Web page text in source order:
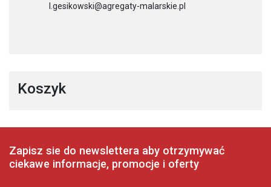
l.gesikowski@agregaty-malarskie.pl
Koszyk
Zapisz sie do newslettera aby otrzymywać
ciekawe informacje, promocje i oferty